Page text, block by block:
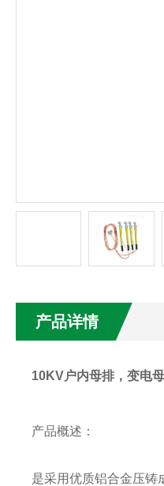
产品详情
10KV户内母排，变电
产品概述：
是采用优质铝合金压铸